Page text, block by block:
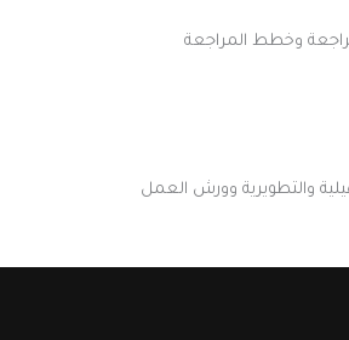
وخطط المراجعة
والتطويرية وورش العمل